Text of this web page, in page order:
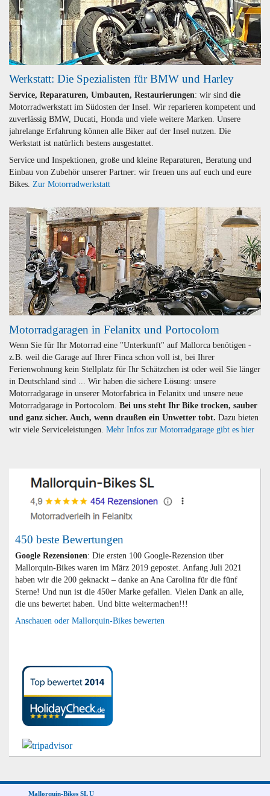
Werkstatt: Die Spezialisten für BMW und Harley
Service, Reparaturen, Umbauten, Restaurierungen: wir sind die
Motorradwerkstatt im Südosten der Insel. Wir reparieren kompetent und
zuverlässig BMW, Ducati, Honda und viele weitere Marken. Unsere
jahrelange Erfahrung können alle Biker auf der Insel nutzen. Die
Werkstatt ist natürlich bestens ausgestattet.
Service und Inspektionen, große und kleine Reparaturen, Beratung und
Einbau von Zubehör unserer Partner: wir freuen uns auf euch und eure
Bikes. Zur Motorradwerkstatt
Motorradgaragen in Felanitx und Portocolom
Wenn Sie für Ihr Motorrad eine "Unterkunft" auf Mallorca benötigen -
z.B. weil die Garage auf Ihrer Finca schon voll ist, bei Ihrer
Ferienwohnung kein Stellplatz für Ihr Schätzchen ist oder weil Sie länger
in Deutschland sind ... Wir haben die sichere Lösung: unsere
Motorradgarage in unserer Motorfabrica in Felanitx und unsere neue
Motorradgarage in Portocolom. Bei uns steht Ihr Bike trocken, sauber
und ganz sicher. Auch, wenn draußen ein Unwetter tobt. Dazu bieten
wir viele Serviceleistungen. Mehr Infos zur Motorradgarage gibt es hier
450 beste Bewertungen
Google Rezensionen: Die ersten 100 Google-Rezension über
Mallorquin-Bikes waren im März 2019 gepostet. Anfang Juli 2021
haben wir die 200 geknackt – danke an Ana Carolina für die fünf
Sterne! Und nun ist die 450er Marke gefallen. Vielen Dank an alle,
die uns bewertet haben. Und bitte weitermachen!!!
Anschauen oder Mallorquin-Bikes bewerten
Mallorquin-Bikes SL U